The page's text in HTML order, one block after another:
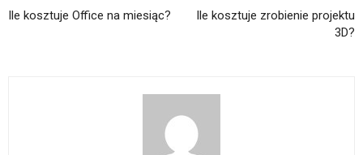
Ile kosztuje Office na miesiąc?
Ile kosztuje zrobienie projektu
3D?